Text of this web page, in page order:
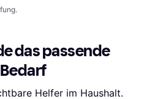
das passende
Helfer im Haushalt.